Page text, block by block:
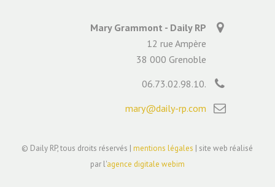
Mary Grammont - Daily RP
12 rue Ampère
38 000 Grenoble
06.73.02.98.10.
mary@daily-rp.com
© Daily RP, tous droits réservés |mentions légales | site web réalisé
par l'agence digitale webim